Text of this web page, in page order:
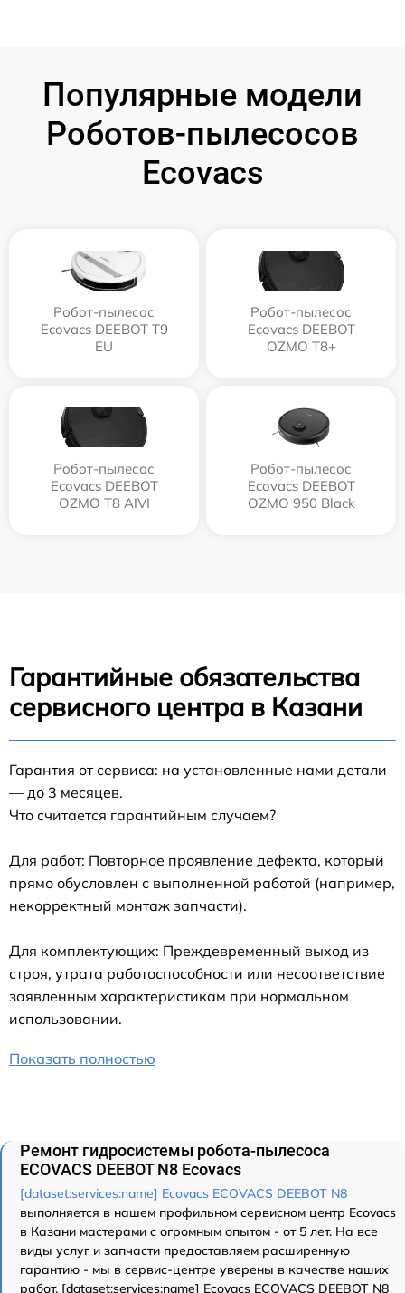
Популярные модели
Роботов-пылесосов
Ecovacs
Робот-пылесос
Ecovacs DEEBOT T9
EU
Робот-пылесос
Ecovacs DEEBOT
OZMO T8+
Робот-пылесос
Ecovacs DEEBOT
OZMO T8 AIVI
Робот-пылесос
Ecovacs DEEBOT
OZMO 950 Black
Гарантийные обязательства
сервисного центра в Казани
Гарантия от сервиса: на установленные нами детали
— до 3 месяцев.
Что считается гарантийным случаем?
Для работ: Повторное проявление дефекта, который
прямо обусловлен с выполненной работой (например,
некорректный монтаж запчасти).
Для комплектующих: Преждевременный выход из
строя, утрата работоспособности или несоответствие
заявленным характеристикам при нормальном
использовании.
Показать полностью
Ремонт гидросистемы робота-пылесоса
ECOVACS DEEBOT N8 Ecovacs
[dataset:services:name] Ecovacs ECOVACS DEEBOT N8
выполняется в нашем профильном сервисном центр Ecovacs
в Казани мастерами с огромным опытом - от 5 лет. На все
виды услуг и запчасти предоставляем расширенную
гарантию - мы в сервис-центре уверены в качестве наших
работ. [dataset:services:name] Ecovacs ECOVACS DEEBOT N8